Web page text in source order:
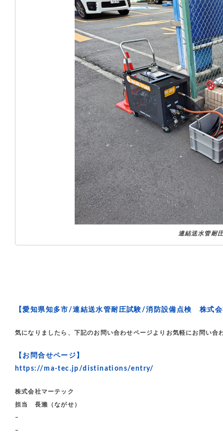
連結送水管耐
【愛知県知多市/連結送水管耐圧試験/消防設備点検 株式
気になりましたら、下記のお問い合わせページよりお気軽にお問い合
【お問合せページ】
https://ma-tec.jp/distinations/entry/
株式会社マーテック
担当 長瀨（ながせ）
–
–